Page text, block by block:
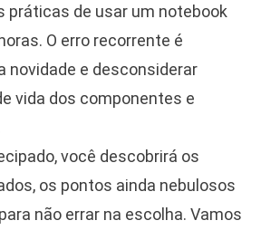
práticas de usar um notebook
O erro recorrente é
novidade e desconsiderar
vida dos componentes e
você descobrirá os
os pontos ainda nebulosos
não errar na escolha. Vamos